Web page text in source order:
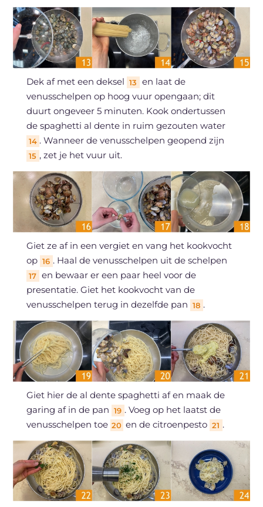
Dek af met een deksel 13
en laat de
venusschelpen op hoog vuur opengaan; dit
duurt ongeveer 5 minuten. Kook ondertussen
de spaghetti al dente in ruim gezouten water
14 . Wanneer de venusschelpen geopend zijn
15 , zet je het vuur uit.
Giet ze af in een vergiet en vang het kookvocht
op 16 . Haal de venusschelpen uit de schelpen
17 en bewaar er een paar heel voor de
presentatie. Giet het kookvocht van de
venusschelpen terug in dezelfde pan 18 .
Giet hier de al dente spaghetti af en maak de
garing af in de pan 19 . Voeg op het laatst de
venusschelpen toe 20 en de citroenpesto 21 .